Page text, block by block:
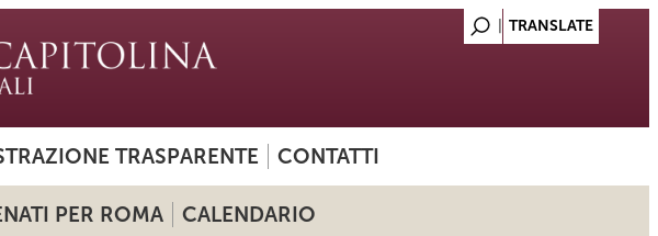
TRASPARENTE CONTATTI
PER ROMA CALENDARIO